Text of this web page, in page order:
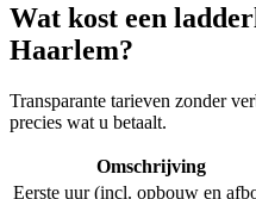
Wat kost een
Haarlem?
Transparante tarieven zonder
precies wat u betaalt.
Omschrijving
Eerste uur (incl. opbouw en